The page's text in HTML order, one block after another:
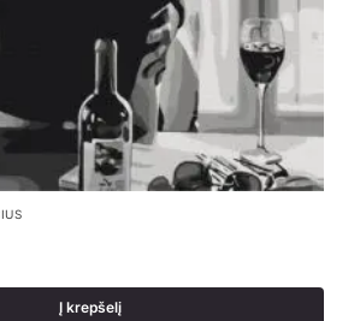
Į krepšelį